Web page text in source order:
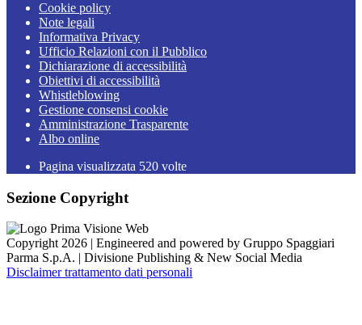
Cookie policy
Note legali
Informativa Privacy
Ufficio Relazioni con il Pubblico
Dichiarazione di accessibilità
Obiettivi di accessibilità
Whistleblowing
Gestione consensi cookie
Amministrazione Trasparente
Albo online
Pagina visualizzata 520 volte
Sezione Copyright
Copyright 2026 | Engineered and powered by Gruppo Spaggiari
Parma S.p.A. | Divisione Publishing & New Social Media
Disclaimer trattamento dati personali